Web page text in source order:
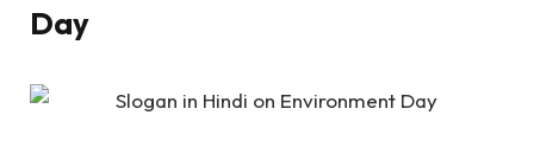
Day